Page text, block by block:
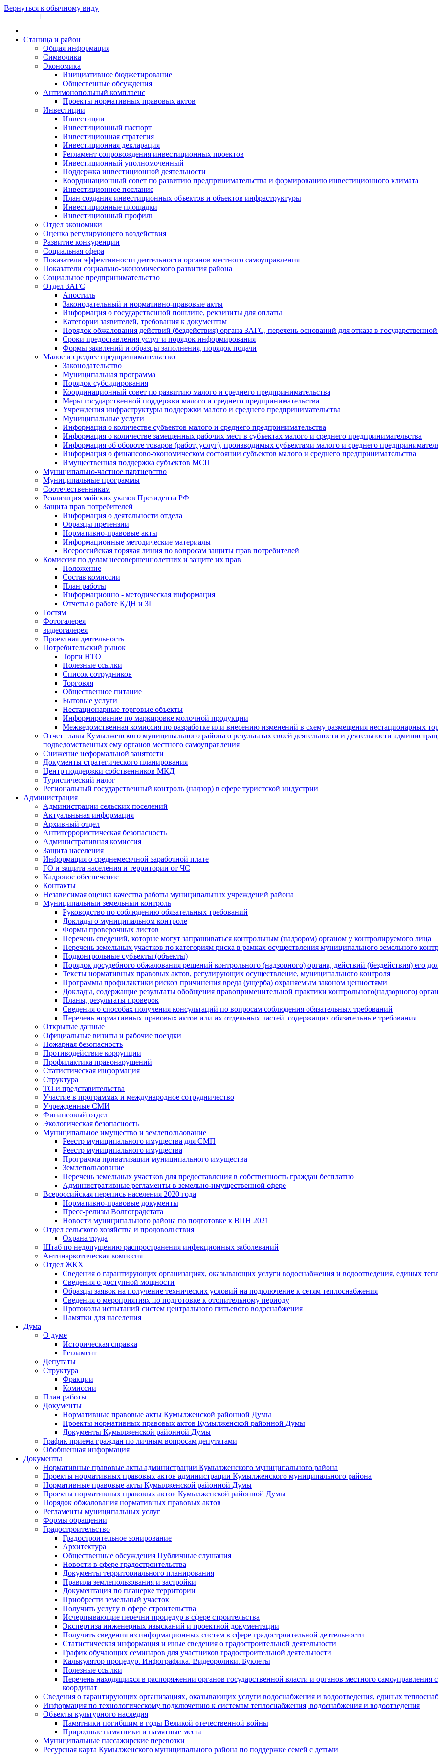
Вернуться к обычному виду
|
Станица и район
Общая информация
Символика
Экономика
Инициативное бюджетирование
Общесвенные обсуждения
Антимонопольный комплаенс
Проекты нормативных правовых актов
Инвестиции
Инвестиции
Инвестиционный паспорт
Инвестиционная стратегия
Инвестиционная декларация
Регламент сопровождения инвестиционных проектов
Инвестиционный уполномоченный
Поддержка инвестиционной деятельности
Координационный совет по развитию предпринимательства и формированию инвестиционного климата
Инвестиционное послание
План создания инвестиционных объектов и объектов инфраструктуры
Инвестиционные площадки
Инвестиционный профиль
Отдел экономики
Оценка регулирующего воздействия
Развитие конкуренции
Социальная сфера
Показатели эффективности деятельности органов местного самоуправления
Показатели социально-экономического развития района
Социальное предпринимательство
Отдел ЗАГС
Апостиль
Законодательный и нормативно-правовые акты
Информация о государственной пошлине, реквизиты для оплаты
Категории заявителей, требования к документам
Порядок обжалования действий (бездействия) органа ЗАГС, перечень оснований для отказа в
Сроки предоставления услуг и порядок информирования
Формы заявлений и образцы заполнения, порядок подачи
Малое и среднее предпринимательство
Законодательство
Муниципальная программа
Порядок субсидирования
Координационный совет по развитию малого и среднего предпринимательства
Меры государственной поддержки малого и среднего предпринимательства
Учреждения инфраструктуры поддержки малого и среднего предпринимательства
Муниципальные услуги
Информация о количестве субъектов малого и среднего предпринимательства
Информация о количестве замещенных рабочих мест в субъектах малого и среднего предпринимательства
Информация об обороте товаров (работ, услуг), производимых субъектами малого и среднего
Информация о финансово-экономическом состоянии субъектов малого и среднего предпринимательства
Имущественная поддержка субъектов МСП
Муниципально-частное партнерство
Муниципальные программы
Соотечественникам
Реализация майских указов Президента РФ
Защита прав потребителей
Информация о деятельности отдела
Образцы претензий
Нормативно-правовые акты
Информационные методические материалы
Всероссийская горячая линия по вопросам защиты прав потребителей
Комиссия по делам несовершеннолетних и защите их прав
Положение
Состав комиссии
План работы
Информационно - методическая информация
Отчеты о работе КДН и ЗП
Гостям
Фотогалерея
видеогалерея
Проектная деятельность
Потребительский рынок
Торги НТО
Полезные ссылки
Список сотрудников
Торговля
Общественное питание
Бытовые услуги
Нестационарные торговые объекты
Информирование по маркировке молочной продукции
Межведомственная комиссия по разработке или внесению изменений в схему размещения нестационарных
Отчет главы Кумылженского муниципального района о результатах своей деятельности и деятельности
подведомственных ему органов местного самоуправления
Снижение неформальной занятости
Документы стратегического планирования
Центр поддержки собственников МКД
Туристический налог
Региональный государственный контроль (надзор) в сфере туристской индустрии
Администрация
Администрации сельских поселений
Актуальньная информация
Архивный отдел
Антитеррористическая безопасность
Административная комиссия
Защита населения
Информация о среднемесячной заработной плате
ГО и защита населения и территории от ЧС
Кадровое обеспечение
Контакты
Независимая оценка качества работы муниципальных учреждений района
Муниципальный земельный контроль
Руководство по соблюдению обязательных требований
Доклады о муниципальном контроле
Формы проверочных листов
Перечень сведений, которые могут запрашиваться контрольным (надзором) органом у контролируемого лица
Перечень земельных участков по категориям риска в рамках осуществления муниципального земельного
Подконтрольные субъекты (объекты)
Порядок досудебного обжалования решений контрольного (надзорного) органа, действий (бездействия) его
Тексты нормативных правовых актов, регулирующих осуществление, муниципального контроля
Программы профилактики рисков причинения вреда (ущерба) охраняемым законом ценностями
Доклады, содержащие результаты обобщения правоприменительной практики контрольного(надзорного)
Планы, результаты проверок
Сведения о способах получения консультаций по вопросам соблюдения обязательных требований
Перечень нормативных правовых актов или их отдельных частей, содержащих обязательные требования
Открытые данные
Официальные визиты и рабочие поездки
Пожарная безопасность
Противодействие коррупции
Профилактика правонарушений
Статистическая информация
Структура
ТО и представительства
Участие в программах и международное сотрудничество
Учрежденные СМИ
Финансовый отдел
Экологическая безопасность
Муниципальное имущество и землепользование
Реестр муниципального имущества для СМП
Реестр муниципального имущества
Программа приватизации муниципального имущества
Землепользование
Перечень земельных участков для предоставления в собственность граждан бесплатно
Административные регламенты в земельно-имущественной сфере
Всероссийская перепись населения 2020 года
Нормативно-правовые документы
Пресс-релизы Волгоградстата
Новости муниципального района по подготовке к ВПН 2021
Отдел сельского хозяйства и продовольствия
Охрана труда
Штаб по недопущению распространения инфекционных заболеваний
Антинаркотическая комиссия
Отдел ЖКХ
Сведения о гарантирующих организациях, оказывающих услуги водоснабжения и водоотведения, единых
Сведения о доступной мощности
Образцы заявок на получение технических условий на подключение к сетям теплоснабжения
Сведения о мероприятиях по подготовке к отопительному периоду
Протоколы испытаний систем центрального питьевого водоснабжения
Памятки для населения
Дума
О думе
Историческая справка
Регламент
Депутаты
Структура
Фракции
Комиссии
План работы
Документы
Нормативные правовые акты Кумылженской районной Думы
Проекты нормативных правовых актов Кумылженской районной Думы
Документы Кумылженской районной Думы
График приема граждан по личным вопросам депутатами
Обобщенная информация
Документы
Нормативные правовые акты администрации Кумылженского муниципального района
Проекты нормативных правовых актов администрации Кумылженского муниципального района
Нормативные правовые акты Кумылженской районной Думы
Проекты нормативных правовых актов Кумылженской районной Думы
Порядок обжалования нормативных правовых актов
Регламенты муниципальных услуг
Формы обращений
Градостроительство
Градостроительное зонирование
Архитектура
Общественные обсуждения Публичные слушания
Новости в сфере градостроительства
Документы территориального планирования
Правила землепользования и застройки
Документация по планерке территории
Приобрести земельный участок
Получить услугу в сфере строительства
Исчерпывающие перечни процедур в сфере строительства
Экспертиза инженерных изысканий и проектной документации
Получить сведения из информационных систем в сфере градостроительной деятельности
Статистическая информация и иные сведения о градостроительной деятельности
График обучающих семинаров для участников градостроительной деятельности
Калькулятор процедур. Инфографика. Видеоролики. Буклеты
Полезные ссылки
Перечень находящихся в распоряжении органов государственной власти и органов местного
координат
Сведения о гарантирующих организациях, оказывающих услуги водоснабжения и водоотведения, единых
Информация по технологическому подключению к системам теплоснабжения, водоснабжения и водоотведения
Объекты культурного наследия
Памятники погибшим в годы Великой отечественной войны
Природные памятники и памятные места
Муниципальные пассажирские перевозки
Ресурсная карта Кумылженского муниципального района по поддержке семей с детьми